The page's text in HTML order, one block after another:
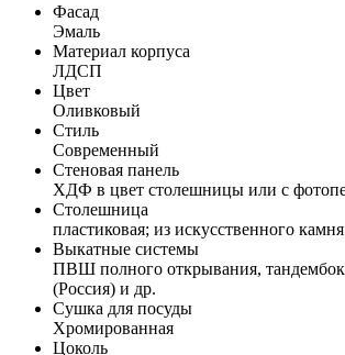
Фасад
Эмаль
Материал корпуса
ЛДСП
Цвет
Оливковый
Стиль
Современный
Стеновая панель
ХДФ в цвет столешницы или с
Столешница
пластиковая; из искусственного камня
Выкатные системы
ПВШ полного открывания,
(Россия) и др.
Сушка для посуды
Хромированная
Цоколь